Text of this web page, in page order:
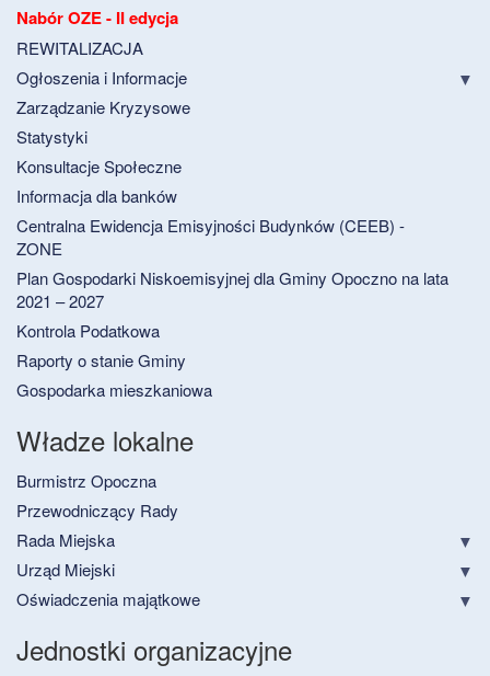
Nabór OZE - II edycja
REWITALIZACJA
Ogłoszenia i Informacje
Zarządzanie Kryzysowe
Statystyki
Konsultacje Społeczne
Informacja dla banków
Centralna Ewidencja Emisyjności Budynków (CEEB) -
ZONE
Plan Gospodarki Niskoemisyjnej dla Gminy Opoczno na lata
2021 – 2027
Kontrola Podatkowa
Raporty o stanie Gminy
Gospodarka mieszkaniowa
Władze lokalne
Burmistrz Opoczna
Przewodniczący Rady
Rada Miejska
Urząd Miejski
Oświadczenia majątkowe
Jednostki organizacyjne